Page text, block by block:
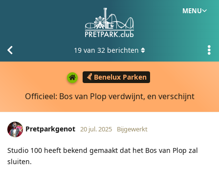
MENU
Benelux Parken
Officieel: Bos van Plop verdwijnt, en verschijnt
19 van 32 berichten
Pretparkgenot 20 jul. 2025 Bijgewerkt
Studio 100 heeft bekend gemaakt dat het Bos van Plop zal
sluiten.